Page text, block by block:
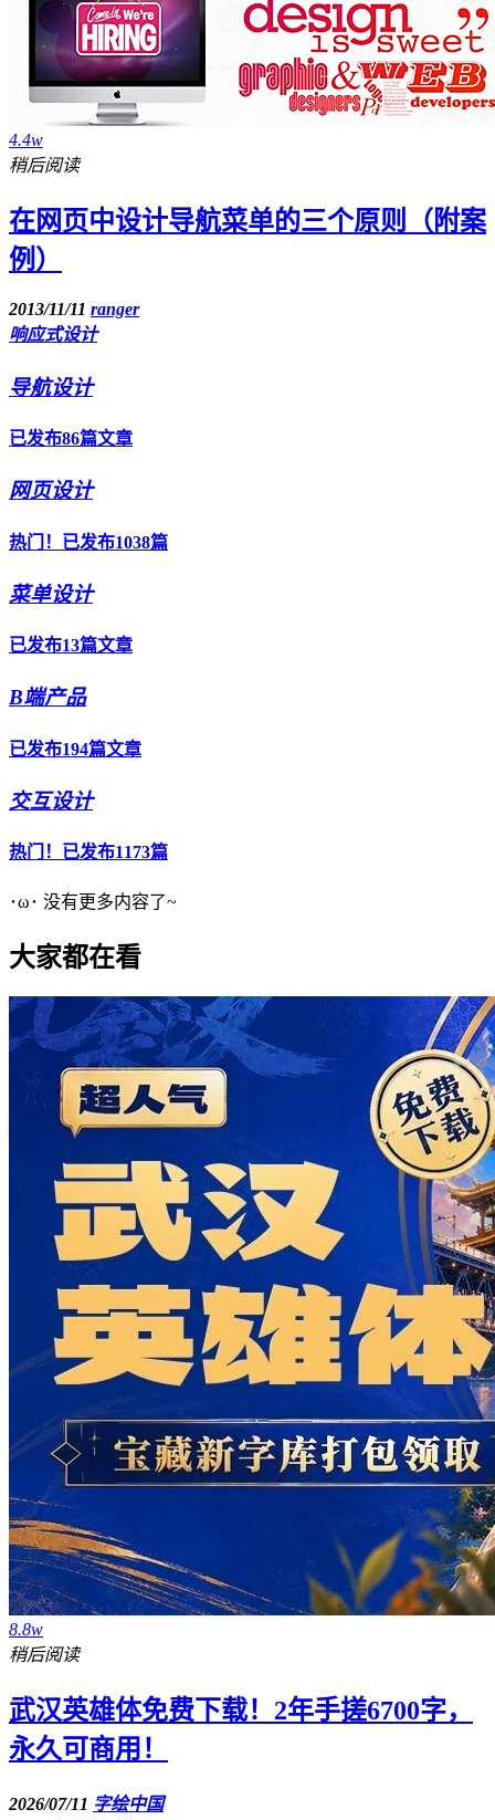
4.4w
稍后阅读
在网页中设计导航菜单的三个原则（附案
例）
2013/11/11 ranger
响应式设计
导航设计
已发布86篇文章
网页设计
热门！已发布1038篇
菜单设计
已发布13篇文章
B端产品
已发布194篇文章
交互设计
热门！已发布1173篇
･ω･ 没有更多内容了~
大家都在看
8.8w
稍后阅读
武汉英雄体免费下载！2年手搓6700字，
永久可商用！
2026/07/11 字绘中国